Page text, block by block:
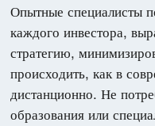
Опытные специалисты
каждого инвестора,
стратегию,
происходить, как в
дистанционно. Не
образования или